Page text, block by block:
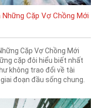
Cặp Vợ Chồng Mới
Cặp Vợ Chồng Mới
cặp đôi hiểu biết nhất
không trao đổi về tài
đoạn đầu sống chung.